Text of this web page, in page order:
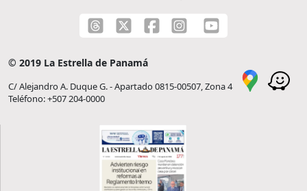
© 2019 La Estrella de Panamá
C/ Alejandro A. Duque G. - Apartado 0815-00507, Zona 4
Teléfono: +507 204-0000